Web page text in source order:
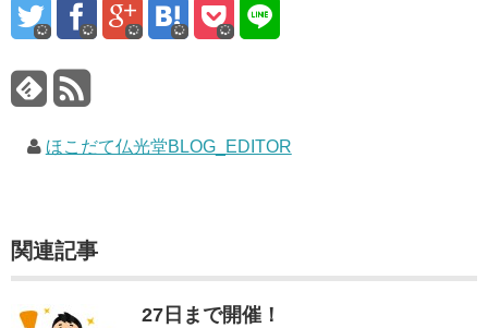
ほこだて仏光堂BLOG_EDITOR
関連記事
27日まで開催！